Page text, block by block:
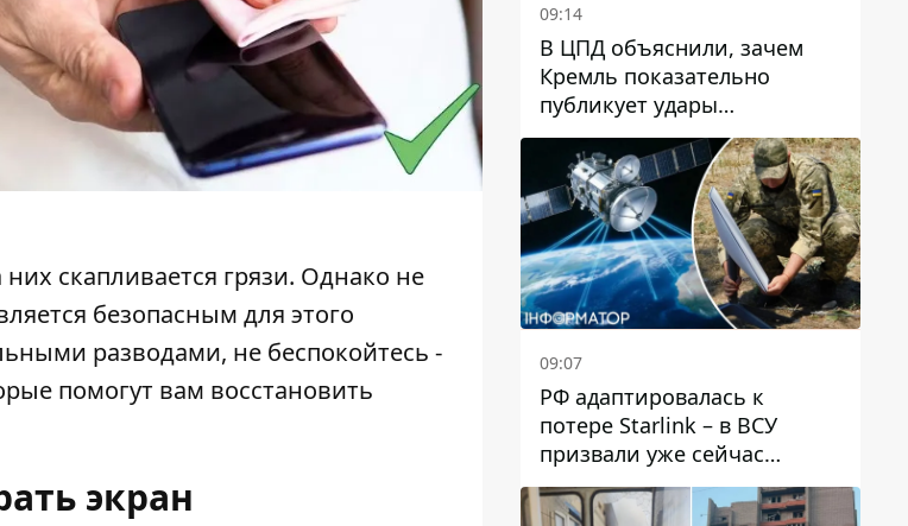
скапливается грязи. Однако не
безопасным для этого
разводами, не беспокойтесь -
помогут вам восстановить
экран
09:14
В ЦПД объяснили, зачем
Кремль показательно
публикует удары
баллистики по Киеву
09:07
РФ адаптировалась к
потере Starlink – в ВСУ
призвали уже сейчас
создавать РЭБ против
новой угрозы